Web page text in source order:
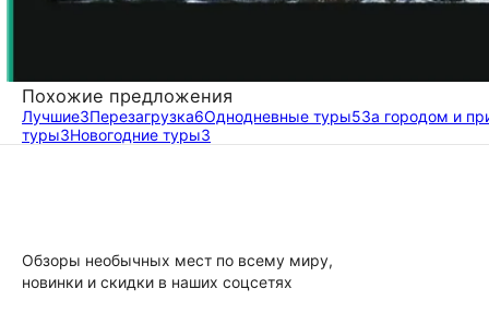
Похожие предложения
Лучшие3Перезагрузка6Однодневные туры5За городом и
туры3Новогодние туры3
Обзоры необычных мест по всему миру,
новинки и скидки в наших соцсетях